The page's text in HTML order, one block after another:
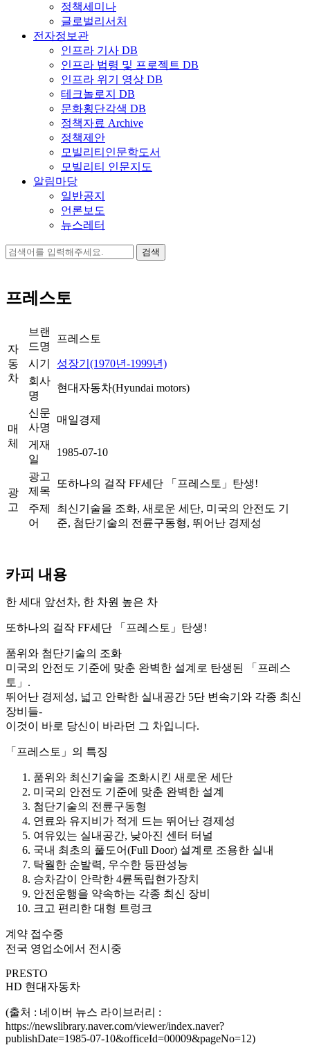
정책세미나
글로벌리서처
전자정보관
인프라 기사 DB
인프라 법령 및 프로젝트 DB
인프라 위기 영상 DB
테크놀로지 DB
문화횡단각색 DB
정책자료 Archive
정책제안
모빌리티인문학도서
모빌리티 인문지도
알림마당
일반공지
언론보도
뉴스레터
검
프레스토
자
동
차
브랜
드명
프레스토
시기
성장기(1970년-1999년)
회사
명
현대자동차(Hyundai motors)
매
체
신문
사명
매일경제
게재
일
1985-07-10
광
고
광고
제목
또하나의 걸작 FF세단 「프레스토」탄생!
주제
어
최신기술을 조화, 새로운 세단, 미국의 안전도 기
준, 첨단기술의 전륜구동형, 뛰어난 경제성
카피 내용
한 세대 앞선차, 한 차원 높은 차
또하나의 걸작 FF세단 「프레스토」탄생!
품위와 첨단기술의 조화
미국의 안전도 기준에 맞춘 완벽한 설계로 탄생된 「프레스
토」.
뛰어난 경제성, 넓고 안락한 실내공간 5단 변속기와 각종 최신
장비들-
이것이 바로 당신이 바라던 그 차입니다.
「프레스토」의 특징
품위와 최신기술을 조화시킨 새로운 세단
미국의 안전도 기준에 맞춘 완벽한 설계
첨단기술의 전륜구동형
연료와 유지비가 적게 드는 뛰어난 경제성
여유있는 실내공간, 낮아진 센터 터널
국내 최초의 풀도어(Full Door) 설계로 조용한 실내
탁월한 순발력, 우수한 등판성능
승차감이 안락한 4륜독립현가장치
안전운행을 약속하는 각종 최신 장비
크고 편리한 대형 트렁크
계약 접수중
전국 영업소에서 전시중
PRESTO
HD 현대자동차
(출처 : 네이버 뉴스 라이브러리 :
https://newslibrary.naver.com/viewer/index.naver?
publishDate=1985-07-10&officeId=00009&pageNo=12)